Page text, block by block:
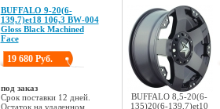
BUFFALO 9-20(6-
139,7)et18 106,3 BW-004
Gloss Black Machined
Face
19 680 Руб.
под заказ
Срок поставки 12 дней.
Остаток на удаленном
BUFFALO 8,5-20(6-
135)20(6-139,7)et10